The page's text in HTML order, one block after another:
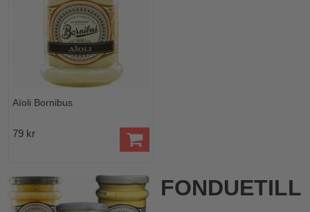
Aïoli Bornibus
79 kr